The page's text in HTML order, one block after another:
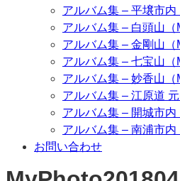
アルバム集 – 平壌市内
アルバム集 – 白頭山（
アルバム集 – 金剛山（
アルバム集 – 七宝山（
アルバム集 – 妙香山（
アルバム集 – 江原道
アルバム集 – 開城市内
アルバム集 – 南浦市内
お問い合わせ